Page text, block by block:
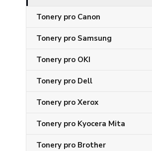
Tonery pro Canon
Tonery pro Samsung
Tonery pro OKI
Tonery pro Dell
Tonery pro Xerox
Tonery pro Kyocera Mita
Tonery pro Brother